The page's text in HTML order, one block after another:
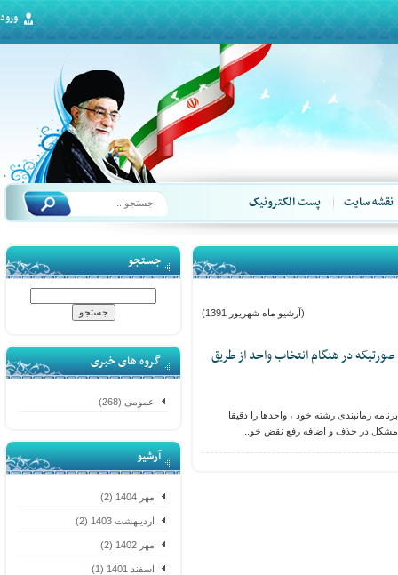
ورود
سایت پست الکترونیک
جستجو
گروه های خبری
عمومی (268)
آرشیو
مهر 1404 (2)
اردیبهشت 1403 (2)
مهر 1402 (2)
اسفند 1401 (1)
(آرشیو ماه شهریور 1391)
در هنگام انتخاب واحد از طریق
زمانبندی رشته خود ، واحدها را دقیقا
در حذف و اضافه رفع نقض خو...